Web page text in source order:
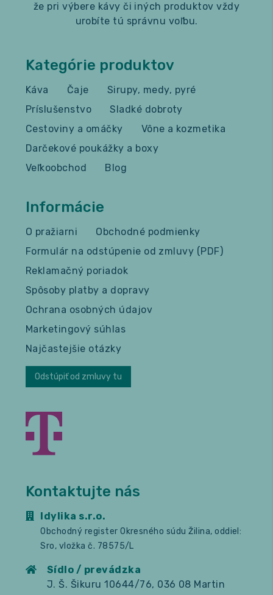
že pri výbere kávy či iných produktov vždy
urobíte tú správnu voľbu.
Kategórie produktov
Káva Čaje
Sirupy, medy, pyré
Príslušenstvo
Sladké dobroty
Cestoviny a omáčky
Vône a kozmetika
Darčekové poukážky a boxy
Veľkoobchod
Blog
Informácie
O pražiarni
Obchodné podmienky
Formulár na odstúpenie od zmluvy (PDF)
Reklamačný poriadok
Spôsoby platby a dopravy
Ochrana osobných údajov
Marketingový súhlas
Najčastejšie otázky
Odstúpiť od zmluvy tu
Kontaktujte nás
Idylika s.r.o.
Obchodný register Okresného súdu Žilina, oddiel:
Sro, vložka č. 78575/L
Sídlo / prevádzka
J. Š. Šikuru 10644/76, 036 08 Martin